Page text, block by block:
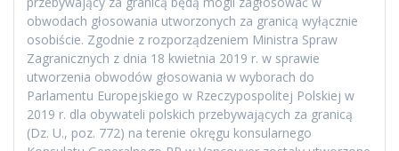
obwodach głosowania utworzonych za granicą wyłącznie
osobiście. Zgodnie z rozporządzeniem Ministra Spraw
Zagranicznych z dnia 18 kwietnia 2019 r. w sprawie
utworzenia obwodów głosowania w wyborach do
Parlamentu Europejskiego w Rzeczypospolitej Polskiej w
2019 r. dla obywateli polskich przebywających za granicą
(Dz. U., poz. 772) na terenie okręgu konsularnego